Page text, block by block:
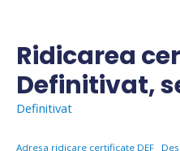
contentRidicarea
Definitivat,
Definitivat
Adresa ridicare certificate DEF